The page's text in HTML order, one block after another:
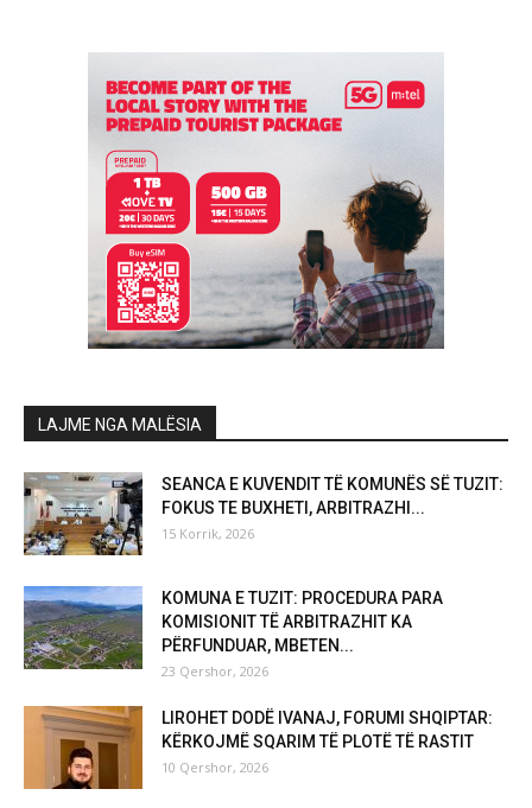
LAJME NGA MALËSIA
SEANCA E KUVENDIT TË KOMUNËS SË TUZIT:
FOKUS TE BUXHETI, ARBITRAZHI...
15 Korrik, 2026
KOMUNA E TUZIT: PROCEDURA PARA
KOMISIONIT TË ARBITRAZHIT KA
PËRFUNDUAR, MBETEN...
23 Qershor, 2026
LIROHET DODË IVANAJ, FORUMI SHQIPTAR:
KËRKOJMË SQARIM TË PLOTË TË RASTIT
10 Qershor, 2026